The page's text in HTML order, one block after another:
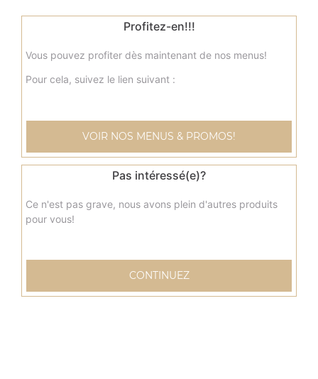
Nos Tacos
menu tacos, menu tacos mexicain, menu tacos cannibal, ...
+
Profitez-en!!!
Vous pouvez profiter dès maintenant de nos menus!
Pour cela, suivez le lien suivant :
VOIR NOS MENUS & PROMOS!
Pas intéressé(e)?
Ce n'est pas grave, nous avons plein d'autres produits
pour vous!
CONTINUEZ